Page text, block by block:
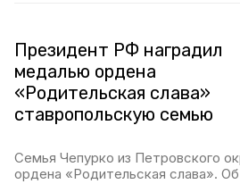
Президент РФ наградил
медалью ордена
«Родительская слава»
ставропольскую семью
Семья Чепурко из Петровского
ордена «Родительская слава».